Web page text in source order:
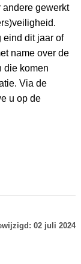
gewerkt
eind dit jaar of
name over de
die komen
Via de
u op de
02 juli 2024